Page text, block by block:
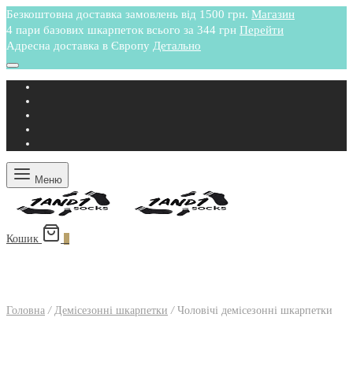
Безкоштовна доставка замовлень від 1500 грн. Магазин
4 пари базових шкарпеток всього за 344 грн Перейти
Адресна доставка в Європу Детально
Меню
Кошик
Головна / Демісезонні шкарпетки /Чоловічі демісезонні шкарпетки